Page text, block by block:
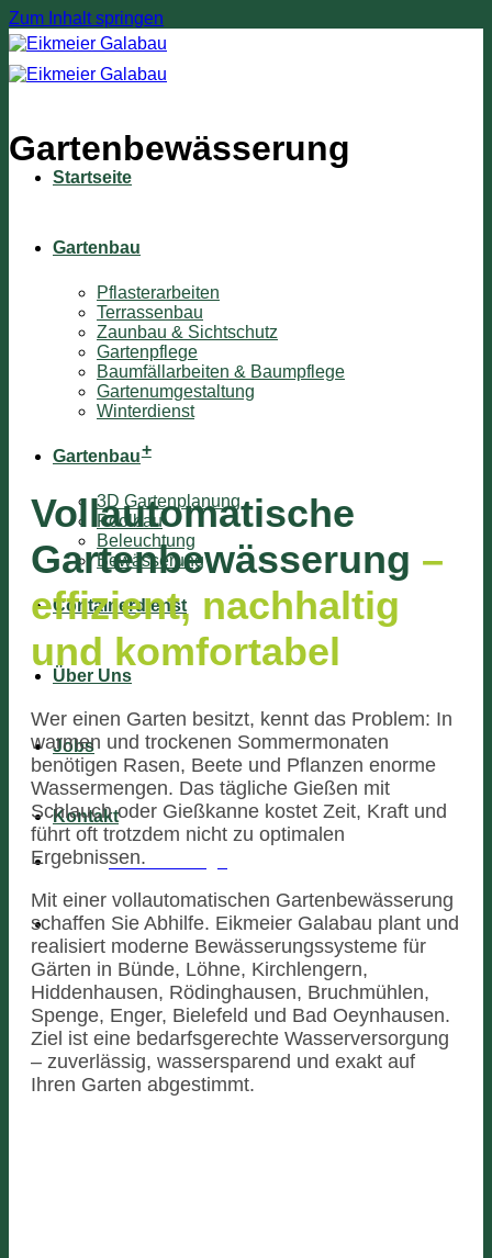
Zum Inhalt springen
Startseite
Gartenbau
Pflasterarbeiten
Terrassenbau
Zaunbau & Sichtschutz
Gartenpflege
Baumfällarbeiten & Baumpflege
Gartenumgestaltung
Winterdienst
Gartenbau+
3D Gartenplanung
Poolbau
Beleuchtung
Bewässerung
Containerdienst
Über Uns
Jobs
Kontakt
Schnellanfrage
Gartenbewässerung
Vollautomatische
Gartenbewässerung –
effizient, nachhaltig
und komfortabel
Wer einen Garten besitzt, kennt das Problem: In
warmen und trockenen Sommermonaten
benötigen Rasen, Beete und Pflanzen enorme
Wassermengen. Das tägliche Gießen mit
Schlauch oder Gießkanne kostet Zeit, Kraft und
führt oft trotzdem nicht zu optimalen
Ergebnissen.
Mit einer vollautomatischen Gartenbewässerung
schaffen Sie Abhilfe. Eikmeier Galabau plant und
realisiert moderne Bewässerungssysteme für
Gärten in Bünde, Löhne, Kirchlengern,
Hiddenhausen, Rödinghausen, Bruchmühlen,
Spenge, Enger, Bielefeld und Bad Oeynhausen.
Ziel ist eine bedarfsgerechte Wasserversorgung
– zuverlässig, wassersparend und exakt auf
Ihren Garten abgestimmt.